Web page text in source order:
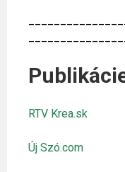
RTV Krea.sk
Új Szó.com